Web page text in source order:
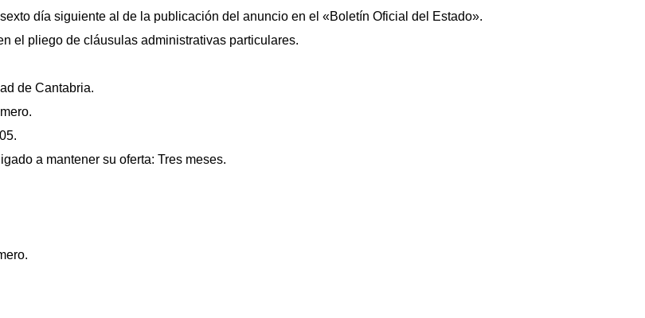
día siguiente al de la publicación del anuncio en el «Boletín Oficial del Estado».
el pliego de cláusulas administrativas particulares.
de Cantabria.
a mantener su oferta: Tres meses.